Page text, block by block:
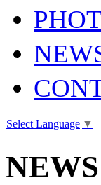
Select Language ▼
NEWS